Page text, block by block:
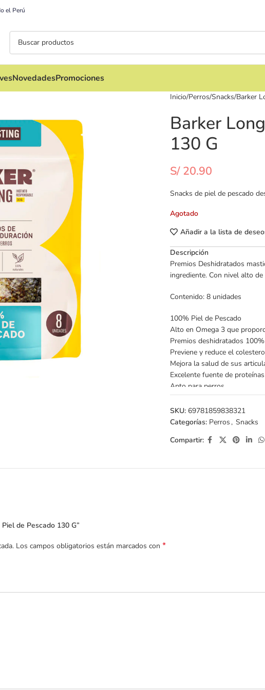
el Perú
NovedadesPromociones
Inicio Perros Snacks Barker
Barker
130 G
S/20.90
Snacks de piel de pescado
Agotado
Añadir a la lista de
Descripción
Premios Deshidratados
ingrediente. Con nivel alto
Contenido: 8 unidades
100% Piel de Pescado
Alto en Omega 3 que
Premios deshidratados
Previene y reduce el
Mejora la salud de sus
Excelente fuente de proteínas
Apto para perros
SKU: 69781859838321
Categorías: Perros , Snacks
Compartir:
de Pescado 130 G”
Los campos obligatorios están marcados con *